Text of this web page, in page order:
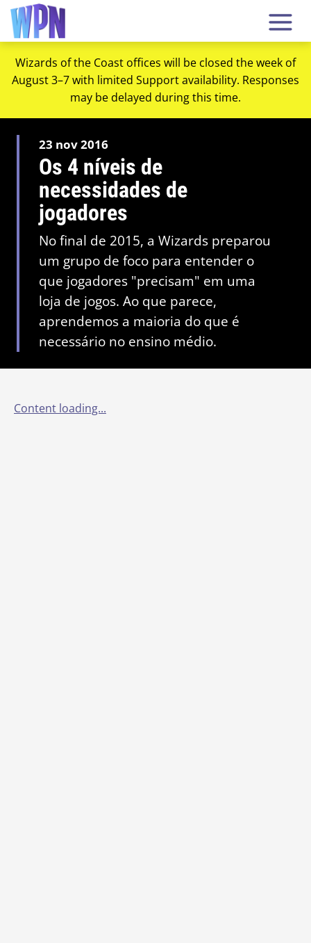
Wizards of the Coast offices will be closed the week of
August 3–7 with limited Support availability. Responses
may be delayed during this time.
23 nov 2016
Os 4 níveis de
necessidades de
jogadores
No final de 2015, a Wizards preparou
um grupo de foco para entender o
que jogadores "precisam" em uma
loja de jogos. Ao que parece,
aprendemos a maioria do que é
necessário no ensino médio.
Content loading...